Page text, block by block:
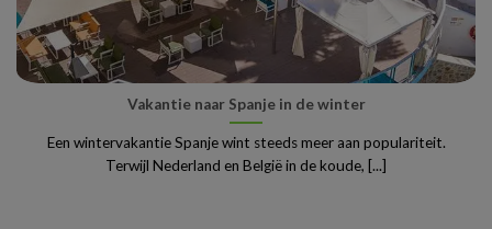
Vakantie naar Spanje in de winter
Een wintervakantie Spanje wint steeds meer aan populariteit.
Terwijl Nederland en België in de koude, [...]